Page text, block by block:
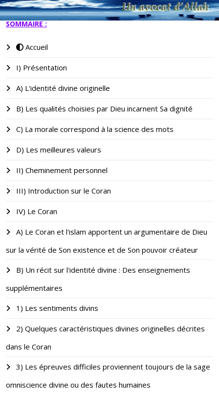
SOMMAIRE :
Accueil
I) Présentation
A) L'identité divine originelle
B) Les qualités choisies par Dieu incarnent Sa dignité
C) La morale correspond à la science des mots
D) Les meilleures valeurs
II) Cheminement personnel
III) Introduction sur le Coran
IV) Le Coran
A) Le Coran et l'islam apportent un argumentaire de Dieu
sur la vérité de Son existence et de Son pouvoir créateur
B) Un récit sur l'identité divine : Des enseignements
supplémentaires
1) Les sentiments divins
2) Quelques caractéristiques divines originelles décrites
dans le Coran
3) Les épreuves difficiles proviennent toujours de la sage
omniscience divine ou des fautes humaines